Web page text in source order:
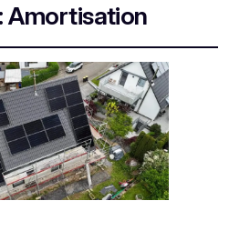
Amortisation